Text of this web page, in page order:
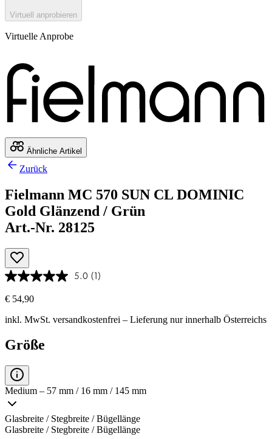
Virtuell anprobieren
Virtuelle Anprobe
Ähnliche Artikel
Zurück
Fielmann MC 570 SUN CL DOMINIC
Gold Glänzend / Grün
Art.-Nr. 28125
5.0 (1)
€ 54,90
inkl. MwSt. versandkostenfrei – Lieferung nur innerhalb Österreichs
Größe
Medium – 57 mm / 16 mm / 145 mm
Glasbreite / Stegbreite / Bügellänge
Glasbreite / Stegbreite / Bügellänge